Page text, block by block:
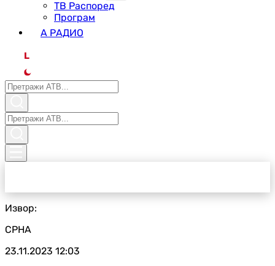
ТВ Распоред
Програм
А РАДИО
L
Извор:
СРНА
23.11.2023 12:03